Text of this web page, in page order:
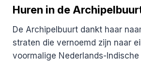
Huren in de
De Archipelbuurt dankt haar
straten die vernoemd zijn naar
voormalige Nederlands-Indische